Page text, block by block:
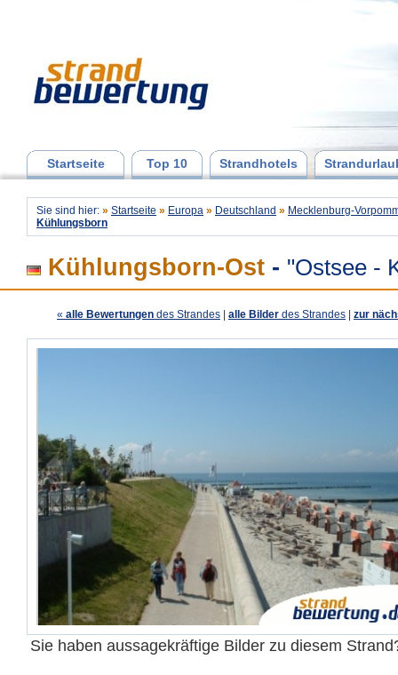
Startseite Top 10 Strandhotels
Sie sind hier: » Startseite » Europa » Deutschland » Mecklenburg-
Kühlungsborn
Kühlungsborn-Ost - "Ostsee -
« alle Bewertungen des Strandes alle Bilder des Strandes zur
Sie haben aussagekräftige Bilder zu diesem